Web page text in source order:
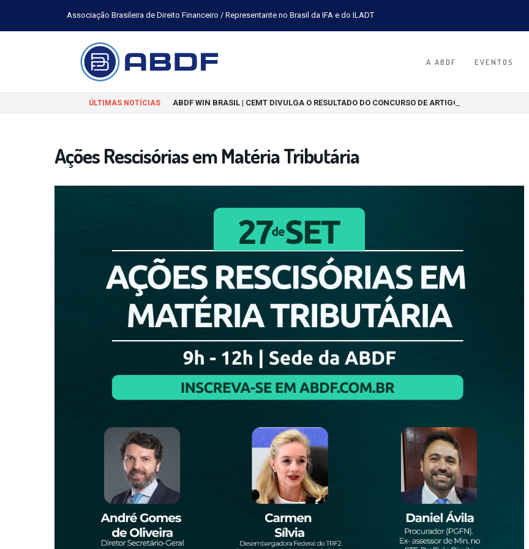
Associação Brasileira de Direito Financeiro / Representante no Brasil da IFA e do ILADT
A ABDF EVENTOS
ÚLTIMAS NOTÍCIAS ABDF WIN BRASIL | CEMT DIVULGA O RESULTADO DO CONCURSO DE ARTIGOS CIENTÍFICOS 2026
Ações Rescisórias em Matéria Tributária